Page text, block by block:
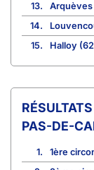
13.
Arquèves
14.
15.
Halloy
PAS-DE-
1.
1ère